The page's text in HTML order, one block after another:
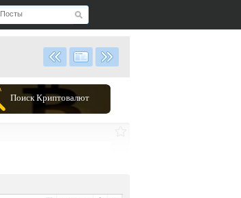
Посты
Поиск Криптовалют